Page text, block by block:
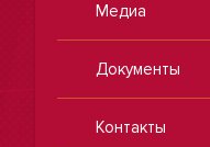
Медиа
Документы
Контакты